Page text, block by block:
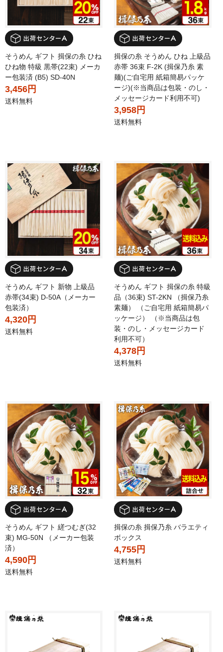
そうめん ギフト 揖保の糸 ひね
ひね物 特級 黒帯(22束) メーカ
ー包装済 (B5) SD-40N
3,456円
送料無料
揖保の糸 そうめん ひね 上級品
赤帯 36束 F-2K (揖保乃糸 素
麺)(ご自宅用 紙箱簡易パッケ
ージ)(※当商品は包装・のし・
メッセージカード利用不可)
3,958円
送料無料
そうめん ギフト 新物 上級品
赤帯(34束) D-50A（メーカー
包装済）
4,320円
送料無料
そうめん ギフト 揖保の糸 特級
品（36束) ST-2KN （揖保乃糸
素麺） （ご自宅用 紙箱簡易パ
ッケージ） （※当商品は包
装・のし・メッセージカード
利用不可）
4,378円
送料無料
そうめん ギフト 縒つむぎ(32
束) MG-50N （メーカー包装
済）
4,590円
送料無料
揖保の糸 揖保乃糸 バラエティ
ボックス
4,755円
送料無料